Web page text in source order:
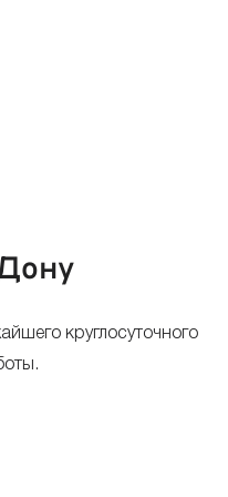
круглосуточного